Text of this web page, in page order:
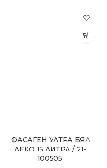
ФАСАГЕН УЛТРА БЯЛ
ЛЕКО 15 ЛИТРА / 21-
100505